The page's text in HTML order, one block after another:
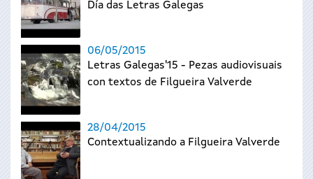
Día das Letras Galegas
06/05/2015
Letras Galegas'15 - Pezas audiovisuais
con textos de Filgueira Valverde
28/04/2015
Contextualizando a Filgueira Valverde